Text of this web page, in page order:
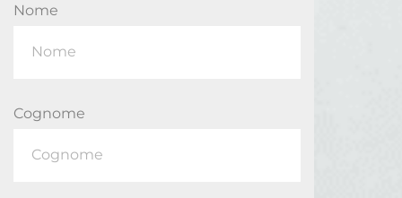
Nome
Cognome